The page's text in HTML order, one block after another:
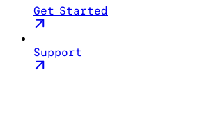
Get Started
Support